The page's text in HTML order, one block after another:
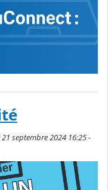
septembre 2024 16:25 -